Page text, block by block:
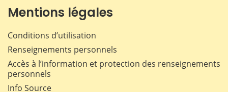
Mentions légales
Conditions d’utilisation
Renseignements personnels
Accès à l’information et protection des renseignements
personnels
Info Source